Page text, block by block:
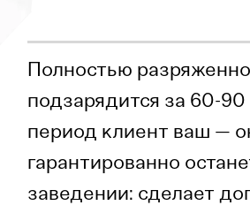
Полностью
подзарядится за 60-90
период клиент ваш —
гарантированно
заведении: сделает